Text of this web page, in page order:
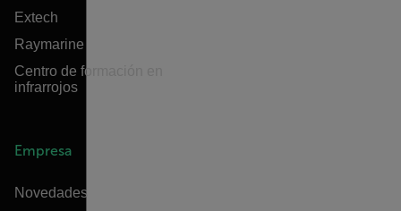
Extech
Raymarine
Centro de formación en
infrarrojos
Empresa
Novedades